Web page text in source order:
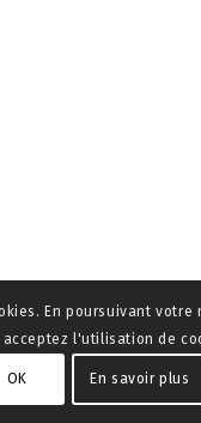
En poursuivant votre
acceptez l'utilisation de
OK En savoir plus